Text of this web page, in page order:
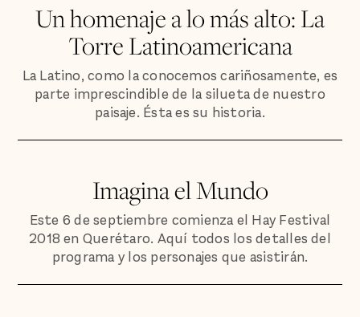
Un homenaje a lo más alto: La
Torre Latinoamericana
La Latino, como la conocemos cariñosamente, es
parte imprescindible de la silueta de nuestro
paisaje. Ésta es su historia.
Imagina el Mundo
Este 6 de septiembre comienza el Hay Festival
2018 en Querétaro. Aquí todos los detalles del
programa y los personajes que asistirán.